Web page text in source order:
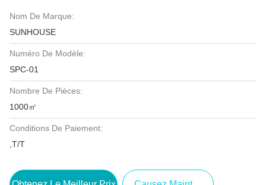
Nom De Marque:
SUNHOUSE
Numéro De Modèle:
SPC-01
Nombre De Pièces:
1000㎡
Conditions De Paiement:
,T/T